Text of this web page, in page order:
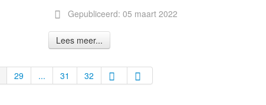
Gepubliceerd: 05 maart 2022
Lees meer...
29 ... 31 32